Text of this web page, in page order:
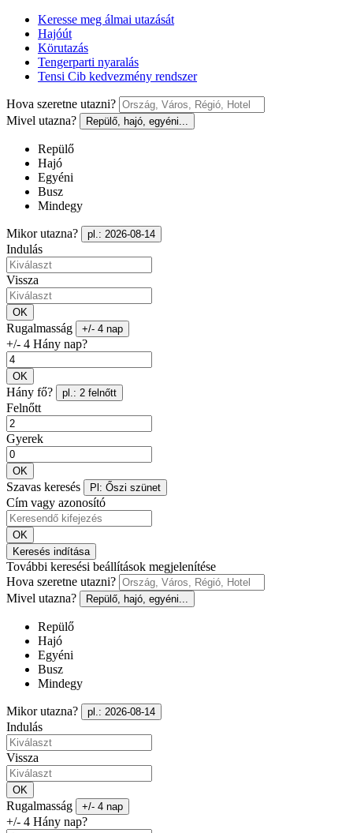
Keresse meg álmai utazását
Hajóút
Körutazás
Tengerparti nyaralás
Tensi Cib kedvezmény rendszer
Hova szeretne utazni?
Mivel utazna?
Repülő, hajó, egyéni...
Repülő
Hajó
Egyéni
Busz
Mindegy
Mikor utazna? pl.: 2026-08-14
Indulás
Vissza
OK
Rugalmasság +/- 4 nap
+/- 4 Hány nap?
OK
Hány fő? pl.: 2 felnőtt
Felnőtt
Gyerek
OK
Szavas keresés Pl: Őszi szünet
Cím vagy azonosító
OK
Keresés indítása
További keresési beállítások megjelenítése
Hova szeretne utazni?
Mivel utazna?
Repülő, hajó, egyéni...
Repülő
Hajó
Egyéni
Busz
Mindegy
Mikor utazna? pl.: 2026-08-14
Indulás
Vissza
OK
Rugalmasság +/- 4 nap
+/- 4 Hány nap?